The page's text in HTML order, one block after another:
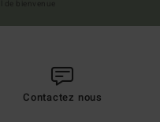
Contactez nous